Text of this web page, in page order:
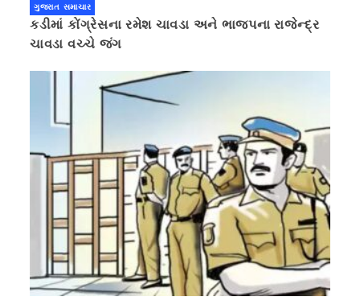
ગુજરાત સમાચાર
કડીમાં કોંગ્રેસના રમેશ ચાવડા અને ભાજપના રાજેન્દ્ર
ચાવડા વચ્ચે જંગ